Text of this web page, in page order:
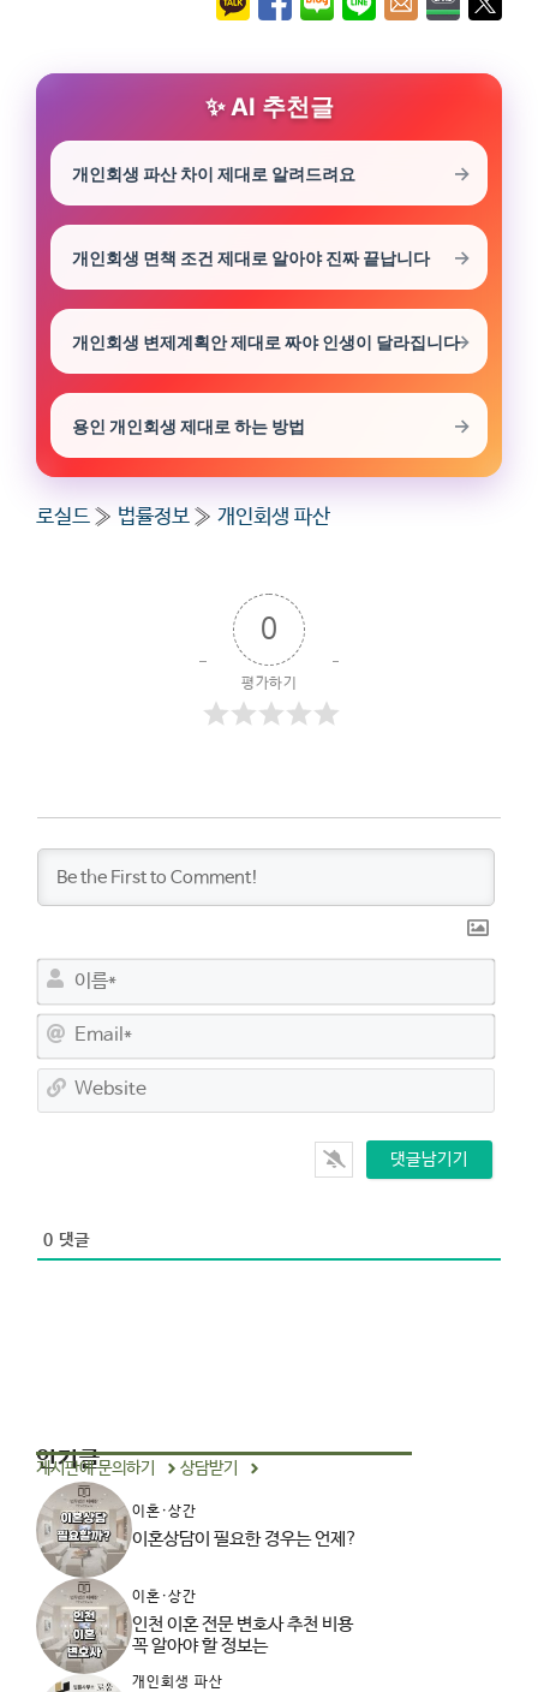
AI 추천글
개인회생 파산 차이 제대로 알려드려요
개인회생 면책 조건 제대로 알아야 진짜 끝납니다
개인회생 변제계획안 제대로 짜야 인생이 달라집니다
용인 개인회생 제대로 하는 방법
로실드 » 법률정보 » 개인회생 파산
0
평가하기
*E
a
l
0 댓글
인기글
게시판에 문의하기 상담받기
이혼·상간
이혼상담이 필요한 경우는 언제?
이혼·상간
인천 이혼 전문 변호사 추천 비용
꼭 알아야 할 정보는
개인회생 파산